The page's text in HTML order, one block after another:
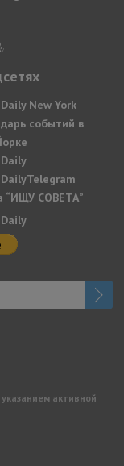
New York
событий в
“ИЩУ СОВЕТА”
активной